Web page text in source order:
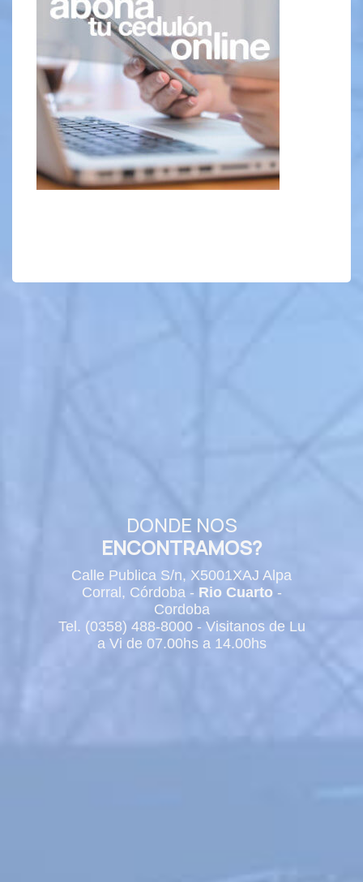
DONDE NOS
ENCONTRAMOS?
Calle Publica S/n, X5001XAJ Alpa
Corral, Córdoba - Rio Cuarto-
Cordoba
Tel. (0358) 488-8000 - Visitanos de Lu
a Vi de 07.00hs a 14.00hs